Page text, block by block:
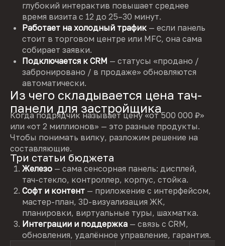
глубокий интерактив повышает среднее
время визита с 12 до 25–30 минут.
Работает на холодный трафик — если панель
стоит в торговом центре или MFC, она сама
собирает заявки.
Подключается к CRM — статусы «продано /
забронировано / в продаже» обновляются
автоматически.
Из чего складывается цена тач-
панели для застройщика
Когда подрядчик называет цену «от 500 000 ₽»
или «от 2 миллионов» — это разные продукты.
Чтобы понимать вилку, разложим решение на
составляющие.
Три статьи бюджета
Железо — сама сенсорная панель: дисплей,
тач-стекло, контроллер, корпус, стойка.
Софт и контент — приложение с интерфейсом,
мастер-план, 3D-визуализация ЖК,
планировки, виртуальные туры, шахматка.
Интеграции и поддержка — связь с CRM,
обновления, удалённое управление, гарантия.